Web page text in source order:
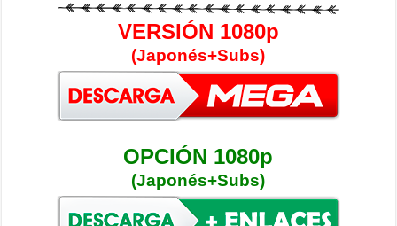
VERSIÓN 1080p
(Japonés+Subs)
OPCIÓN 1080p
(Japonés+Subs)